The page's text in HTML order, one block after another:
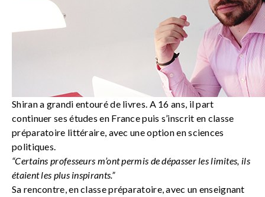
Shiran a grandi entouré de livres. A 16 ans, il part
continuer ses études en France puis s’inscrit en classe
préparatoire littéraire, avec une option en sciences
politiques.
“Certains professeurs m’ont permis de dépasser les limites, ils
étaient les plus inspirants.”
Sa rencontre, en classe préparatoire, avec un enseignant